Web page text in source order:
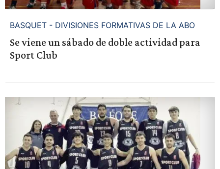
BASQUET - DIVISIONES FORMATIVAS DE LA ABO
Se viene un sábado de doble actividad para
Sport Club